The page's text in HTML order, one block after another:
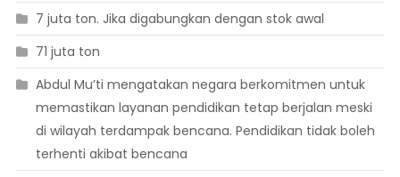
7 juta ton. Jika digabungkan dengan stok awal
71 juta ton
Abdul Mu’ti mengatakan negara berkomitmen untuk
memastikan layanan pendidikan tetap berjalan meski
di wilayah terdampak bencana. Pendidikan tidak boleh
terhenti akibat bencana